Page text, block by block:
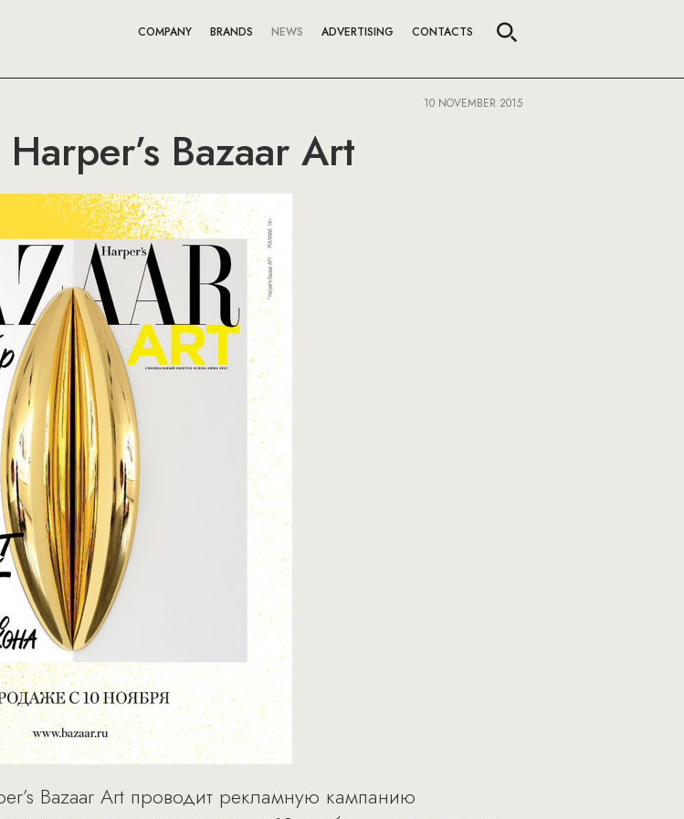
COMPANY BRANDS NEWS ADVERTISING CONTACTS
10 NOVEMBER 2015
Bazaar Art
Bazaar Art проводит рекламную кампанию